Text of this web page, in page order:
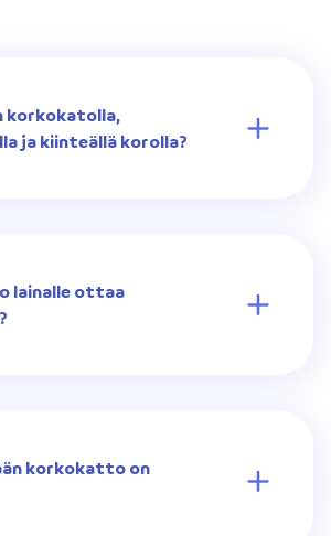
korkokatolla,
ja kiinteällä korolla?
lainalle ottaa
korkokatto on